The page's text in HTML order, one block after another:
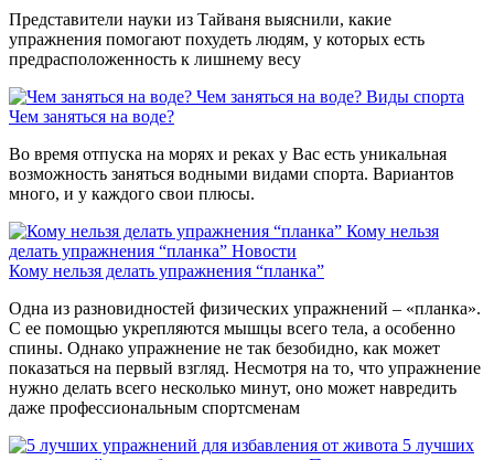
Представители науки из Тайваня выяснили, какие
упражнения помогают похудеть людям, у которых есть
предрасположенность к лишнему весу
Чем заняться на воде? Виды спорта
Чем заняться на воде?
Во время отпуска на морях и реках у Вас есть уникальная
возможность заняться водными видами спорта. Вариантов
много, и у каждого свои плюсы.
Кому нельзя
делать упражнения “планка” Новости
Кому нельзя делать упражнения “планка”
Одна из разновидностей физических упражнений – «планка».
С ее помощью укрепляются мышцы всего тела, а особенно
спины. Однако упражнение не так безобидно, как может
показаться на первый взгляд. Несмотря на то, что упражнение
нужно делать всего несколько минут, оно может навредить
даже профессиональным спортсменам
5 лучших